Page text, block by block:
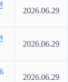
2026.06.29
2026.06.29
2026.06.29